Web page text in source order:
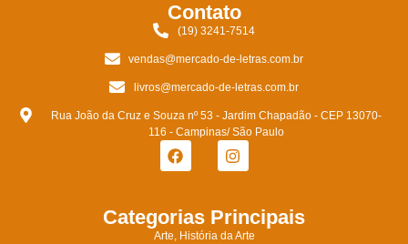
Contato
(19) 3241-7514
vendas@mercado-de-letras.com.br
livros@mercado-de-letras.com.br
Rua João da Cruz e Souza nº 53 - Jardim Chapadão - CEP 13070-
116 - Campinas/ São Paulo
Categorias Principais
Arte, História da Arte